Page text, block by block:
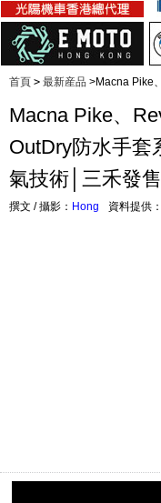
首頁 > 最新産品 >Macna Pike
Macna Pike、
OutDry防水手套
氣技術│三禾發售
撰文 / 攝影： Hong 資料提供：